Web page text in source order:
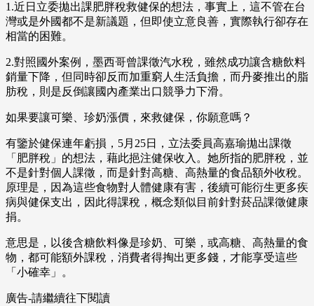
1.近日立委拋出課肥胖稅救健保的想法，事實上，這不管在台
灣或是外國都不是新議題，但即使立意良善，實際執行卻存在
相當的困難。
2.對照國外案例，墨西哥曾課徵汽水稅，雖然成功讓含糖飲料
銷量下降，但同時卻反而加重窮人生活負擔，而丹麥推出的脂
肪稅，則是反倒讓國內產業出口競爭力下滑。
如果要讓可樂、珍奶漲價，來救健保，你願意嗎？
有鑒於健保連年虧損，5月25日，立法委員高嘉瑜拋出課徵
「肥胖稅」的想法，藉此挹注健保收入。她所指的肥胖稅，並
不是針對個人課徵，而是針對高糖、高熱量的食品額外收稅。
原理是，因為這些食物對人體健康有害，後續可能衍生更多疾
病與健保支出，因此得課稅，概念類似目前針對菸品課徵健康
捐。
意思是，以後含糖飲料像是珍奶、可樂，或高糖、高熱量的食
物，都可能額外課稅，消費者得掏出更多錢，才能享受這些
「小確幸」。
廣告-請繼續往下閱讀